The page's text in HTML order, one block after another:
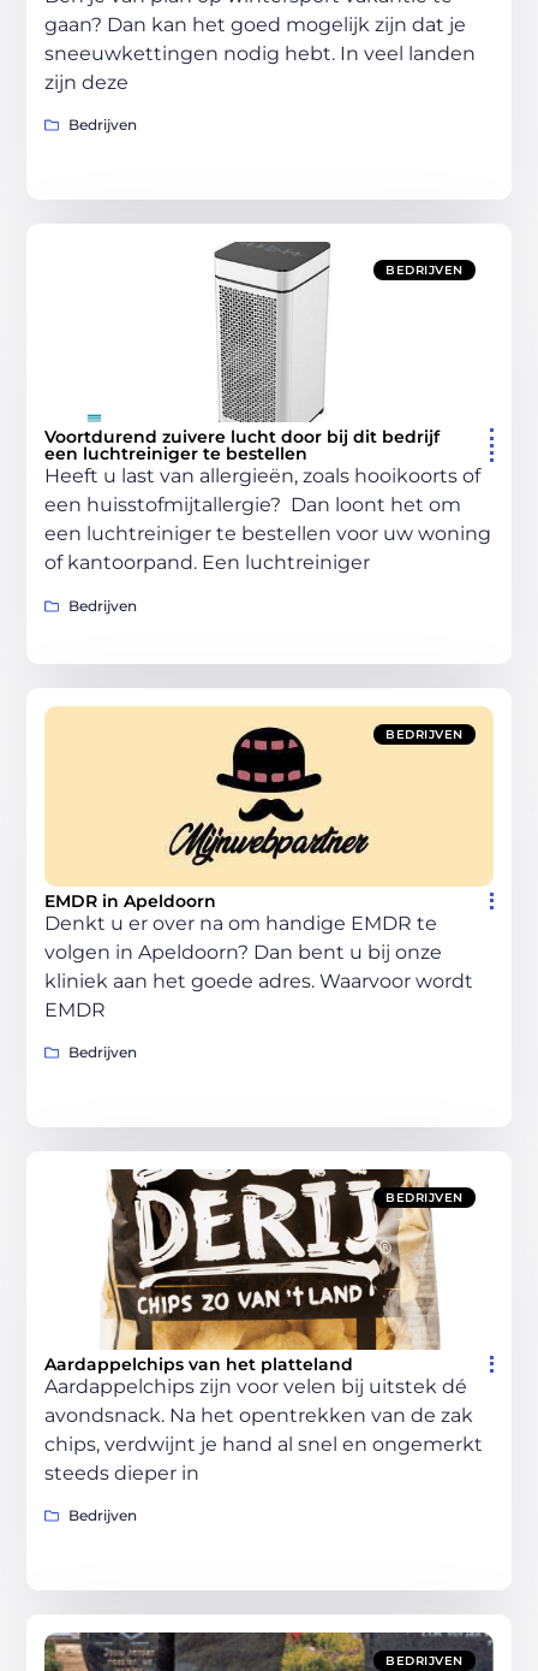
gaan? Dan kan het goed mogelijk zijn dat je
sneeuwkettingen nodig hebt. In veel landen
zijn deze
Bedrijven
BEDRIJVEN
Voortdurend zuivere lucht door bij dit bedrijf
een luchtreiniger te bestellen
Heeft u last van allergieën, zoals hooikoorts of
een huisstofmijtallergie? Dan loont het om
een luchtreiniger te bestellen voor uw woning
of kantoorpand. Een luchtreiniger
Bedrijven
BEDRIJVEN
EMDR in Apeldoorn
Denkt u er over na om handige EMDR te
volgen in Apeldoorn? Dan bent u bij onze
kliniek aan het goede adres. Waarvoor wordt
EMDR
Bedrijven
BEDRIJVEN
Aardappelchips van het platteland
Aardappelchips zijn voor velen bij uitstek dé
avondsnack. Na het opentrekken van de zak
chips, verdwijnt je hand al snel en ongemerkt
steeds dieper in
Bedrijven
BEDRIJVEN